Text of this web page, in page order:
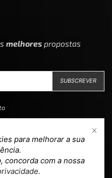
melhores propostas
os direitos reservados.
para melhorar a sua
concorda com a nossa
.